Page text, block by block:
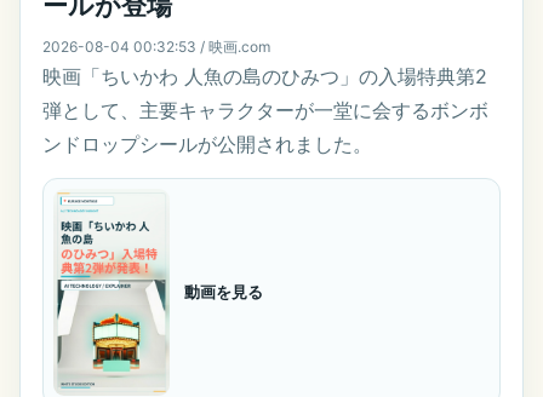
2026-08-04 00:32:53 / 映画.com
映画「ちいかわ 人魚の島のひみつ」の入場特典第2
弾として、主要キャラクターが一堂に会するボンボ
ンドロップシールが公開されました。
動画を見る